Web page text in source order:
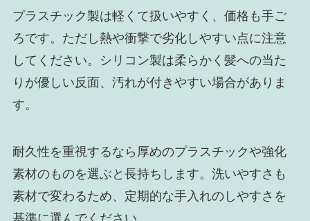
プラスチック製は軽くて扱いやすく、価格も手ご
ろです。ただし熱や衝撃で劣化しやすい点に注意
してください。シリコン製は柔らかく髪への当た
りが優しい反面、汚れが付きやすい場合がありま
す。
耐久性を重視するなら厚めのプラスチックや強化
素材のものを選ぶと長持ちします。洗いやすさも
素材で変わるため、定期的な手入れのしやすさを